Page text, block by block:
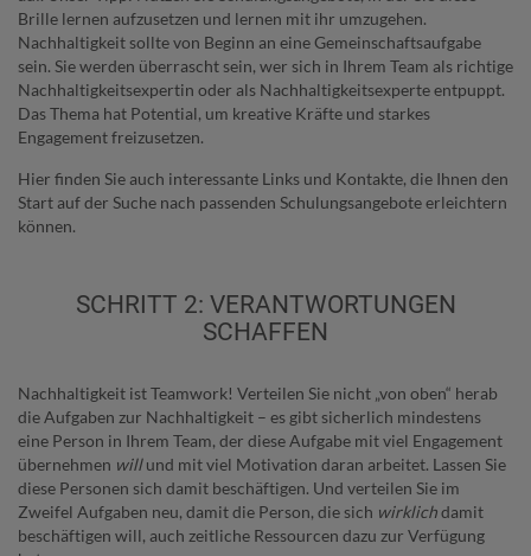
Brille lernen aufzusetzen und lernen mit ihr umzugehen.
Nachhaltigkeit sollte von Beginn an eine Gemeinschaftsaufgabe
sein. Sie werden überrascht sein, wer sich in Ihrem Team als richtige
Nachhaltigkeitsexpertin oder als Nachhaltigkeitsexperte entpuppt.
Das Thema hat Potential, um kreative Kräfte und starkes
Engagement freizusetzen.
Hier finden Sie auch interessante Links und Kontakte, die Ihnen den
Start auf der Suche nach passenden Schulungsangebote erleichtern
können.
SCHRITT 2: VERANTWORTUNGEN
SCHAFFEN
Nachhaltigkeit ist Teamwork! Verteilen Sie nicht „von oben“ herab
die Aufgaben zur Nachhaltigkeit – es gibt sicherlich mindestens
eine Person in Ihrem Team, der diese Aufgabe mit viel Engagement
übernehmen willund mit viel Motivation daran arbeitet. Lassen Sie
diese Personen sich damit beschäftigen. Und verteilen Sie im
Zweifel Aufgaben neu, damit die Person, die sich wirklichdamit
beschäftigen will, auch zeitliche Ressourcen dazu zur Verfügung